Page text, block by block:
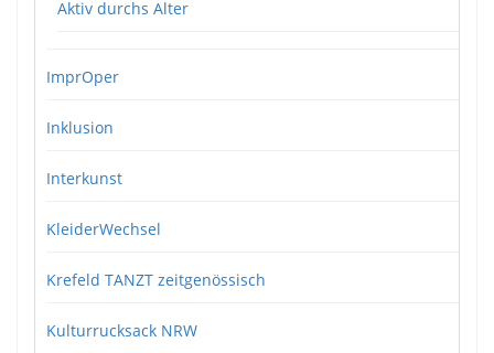
Aktiv durchs Alter
ImprOper
Inklusion
Interkunst
KleiderWechsel
Krefeld TANZT zeitgenössisch
Kulturrucksack NRW